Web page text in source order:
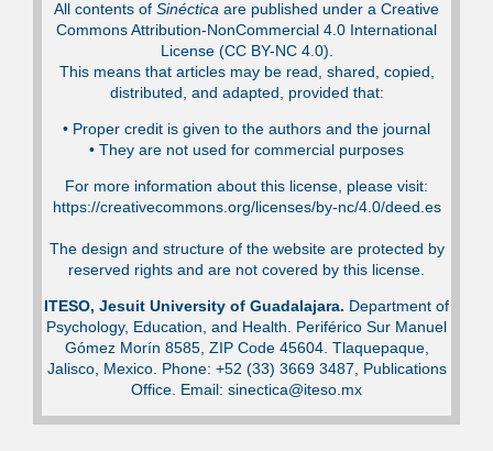
All contents of Sinéctica are published under a Creative
Commons Attribution-NonCommercial 4.0 International
License (CC BY-NC 4.0).
This means that articles may be read, shared, copied,
distributed, and adapted, provided that:
•⁠ Proper credit is given to the authors and the journal
•⁠ They are not used for commercial purposes
For more information about this license, please visit:
https://creativecommons.org/licenses/by-nc/4.0/deed.es
The design and structure of the website are protected by
reserved rights and are not covered by this license.
ITESO, Jesuit University of Guadalajara. Department of
Psychology, Education, and Health. Periférico Sur Manuel
Gómez Morín 8585, ZIP Code 45604. Tlaquepaque,
Jalisco, Mexico. Phone: +52 (33) 3669 3487, Publications
Office. Email: sinectica@iteso.mx